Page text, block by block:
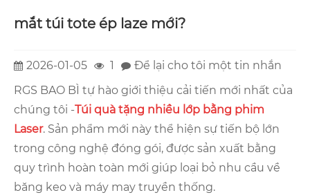
mắt túi tote ép laze mới?
2026-01-05 1
Để lại cho tôi một tin nhắn
RGS BAO BÌ tự hào giới thiệu cải tiến mới nhất của
chúng tôi -Túi quà tặng nhiều lớp bằng phim
Laser. Sản phẩm mới này thể hiện sự tiến bộ lớn
trong công nghệ đóng gói, được sản xuất bằng
quy trình hoàn toàn mới giúp loại bỏ nhu cầu về
băng keo và máy may truyền thống.